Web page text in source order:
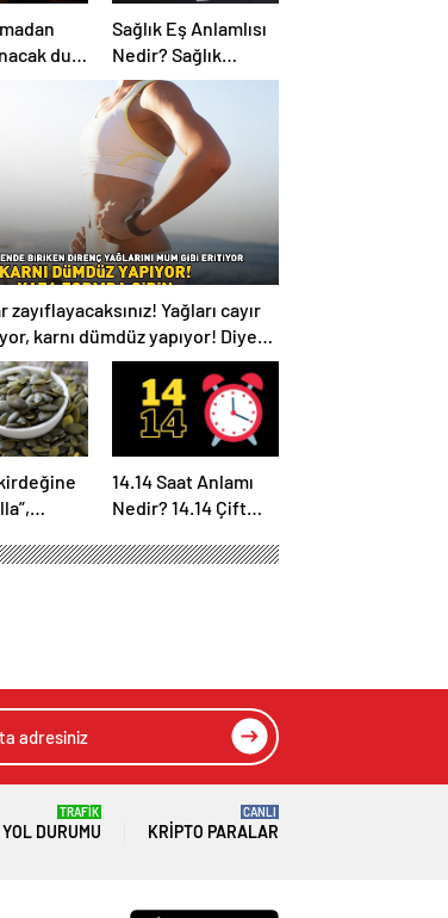
dua!
Sağlık Eş Anlamlısı
Nedir? Sağlık
Kelimesinin Eş
Anlamlıları
Nelerdir?
zayıflayacaksınız! Yağları cayır
karnı dümdüz yapıyor! Diyet
tarifi ve püf noktaları!
14.14 Saat Anlamı
Nedir? 14.14 Çift
Nasıl Yorumlanır?
YOL DURUMU
TRAFİK
KRIPTO PARALAR
CANLI